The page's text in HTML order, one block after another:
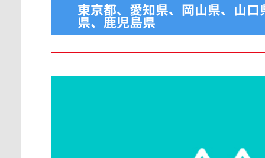
香川県
東京都、愛知県、岡山県、山
県、鹿児島県